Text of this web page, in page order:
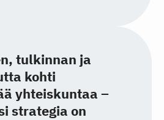
tulkinnan ja
kohti
yhteiskuntaa –
strategia on